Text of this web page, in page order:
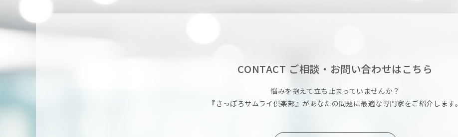
CONTACT ご相談・お問い合わせはこちら
悩みを抱えて立ち止まっていませんか？
『さっぽろサムライ倶楽部』があなたの問題に最適な専門家をご紹介します。